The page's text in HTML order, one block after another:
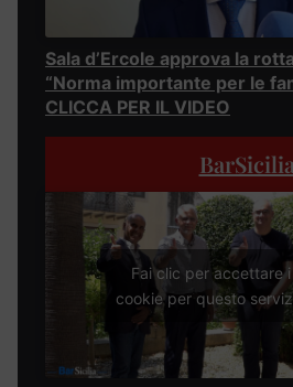
Sala d’Ercole approva la
“Norma importante per le
CLICCA PER IL VIDEO
BarSicilia
Fai clic per accettare i
cookie per questo